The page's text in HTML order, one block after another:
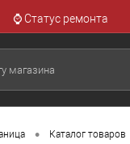
⌚ Статус ремонта
• Каталог товаров